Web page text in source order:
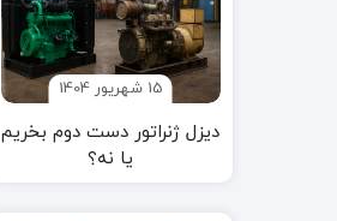
15 شهریور 1404
دیزل ژنراتور دست دوم بخریم
یا نه؟